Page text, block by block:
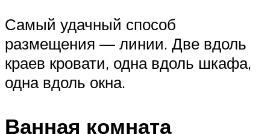
Самый удачный способ
размещения — линии. Две вдоль
краев кровати, одна вдоль шкафа,
одна вдоль окна.
Ванная комната